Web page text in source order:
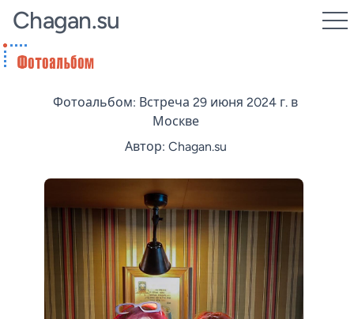
Chagan.su
Фотоальбом: Встреча 29 июня 2024 г. в
Москве
Автор: Chagan.su